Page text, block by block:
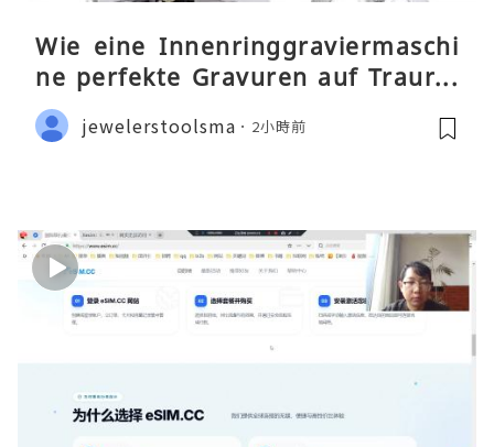
Wie eine Innenringgraviermaschi
ne perfekte Gravuren auf Traurin
gen ermöglicht
jewelerstoolsma 2小時前